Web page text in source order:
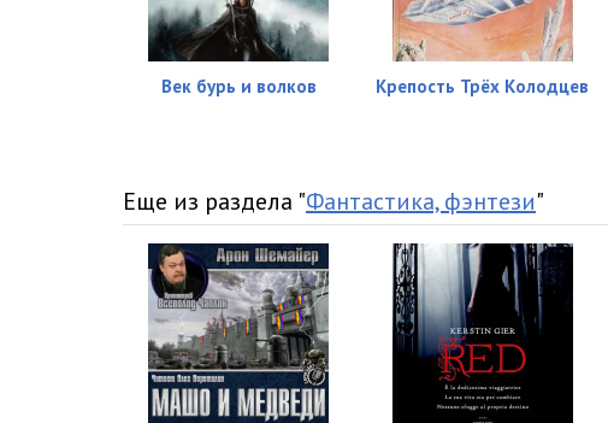
Век бурь и волков Крепость Трёх Колодцев
Еще из раздела "Фантастика, фэнтези"